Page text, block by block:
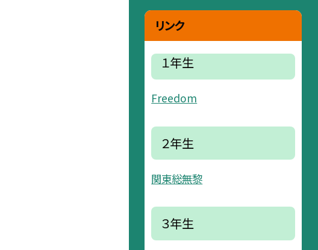
リンク
１年生
Freedom
２年生
関東総無黎
３年生